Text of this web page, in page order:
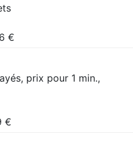
€
prix pour 1 min.,
€